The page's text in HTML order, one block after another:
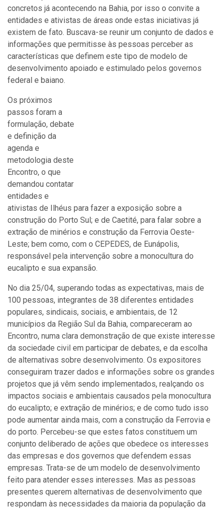
concretos já acontecendo na Bahia, por isso o convite a
entidades e ativistas de áreas onde estas iniciativas já
existem de fato. Buscava-se reunir um conjunto de dados e
informações que permitisse às pessoas perceber as
características que definem este tipo de modelo de
desenvolvimento apoiado e estimulado pelos governos
federal e baiano.
Os próximos
passos foram a
formulação, debate
e definição da
agenda e
metodologia deste
Encontro, o que
demandou contatar
entidades e
ativistas de Ilhéus para fazer a exposição sobre a
construção do Porto Sul; e de Caetité, para falar sobre a
extração de minérios e construção da Ferrovia Oeste-
Leste; bem como, com o CEPEDES, de Eunápolis,
responsável pela intervenção sobre a monocultura do
eucalipto e sua expansão.
No dia 25/04, superando todas as expectativas, mais de
100 pessoas, integrantes de 38 diferentes entidades
populares, sindicais, sociais, e ambientais, de 12
municípios da Região Sul da Bahia, compareceram ao
Encontro, numa clara demonstração de que existe interesse
da sociedade civil em participar de debates, e da escolha
de alternativas sobre desenvolvimento. Os expositores
conseguiram trazer dados e informações sobre os grandes
projetos que já vêm sendo implementados, realçando os
impactos sociais e ambientais causados pela monocultura
do eucalipto; e extração de minérios; e de como tudo isso
pode aumentar ainda mais, com a construção da Ferrovia e
do porto. Percebeu-se que estes fatos constituem um
conjunto deliberado de ações que obedece os interesses
das empresas e dos governos que defendem essas
empresas. Trata-se de um modelo de desenvolvimento
feito para atender esses interesses. Mas as pessoas
presentes querem alternativas de desenvolvimento que
respondam às necessidades da maioria da população da